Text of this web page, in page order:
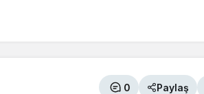
0 Paylaş